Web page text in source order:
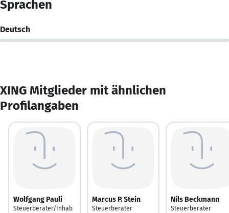
Sprachen
Deutsch
XING Mitglieder mit ähnlichen
Profilangaben
Wolfgang Pauli
Steuerberater/Inhab
Marcus P. Stein
Steuerberater
Nils Beckmann
Steuerberater